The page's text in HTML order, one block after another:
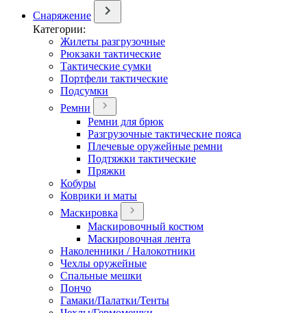
Снаряжение
Категории:
Жилеты разгрузочные
Рюкзаки тактические
Тактические сумки
Портфели тактические
Подсумки
Ремни
Ремни для брюк
Разгрузочные тактические пояса
Плечевые оружейные ремни
Подтяжки тактические
Пряжки
Кобуры
Коврики и маты
Маскировка
Маскировочный костюм
Маскировочная лента
Наколенники / Налокотники
Чехлы оружейные
Спальные мешки
Пончо
Гамаки/Палатки/Тенты